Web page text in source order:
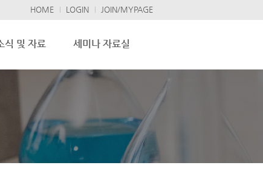
HOME LOGIN JOIN/MYPAGE
식 및 자료 세미나 자료실